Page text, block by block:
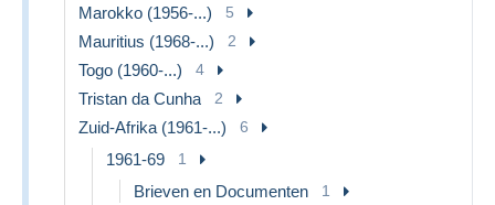
Marokko (1956-...) 5
Mauritius (1968-...) 2
Togo (1960-...) 4
Tristan da Cunha 2
Zuid-Afrika (1961-...) 6
1961-69 1
Brieven en Documenten 1